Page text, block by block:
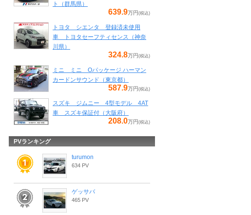
ト（群馬県）
639.9万円 (税込)
トヨタ シエンタ 登録済未使用
車 トヨタセーフティセンス（神奈
川県）
324.8万円 (税込)
ミニ ミニ Oパッケージ ハーマン
カードンサウンド（東京都）
587.9万円 (税込)
スズキ ジムニー 4型モデル 4AT
車 スズキ保証付（大阪府）
208.0万円 (税込)
PVランキング
turumon
634 PV
ゲッサバ
465 PV